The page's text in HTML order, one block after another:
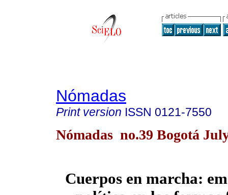
Nómadas
Print version ISSN 0121-7550
Nómadas no.39 Bogotá
Cuerpos en marcha: